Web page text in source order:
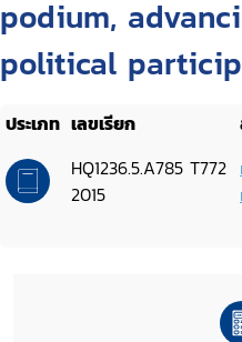
podium,
political
ประเภท เลขเรียก
HQ1236.5.A785 T772
2015